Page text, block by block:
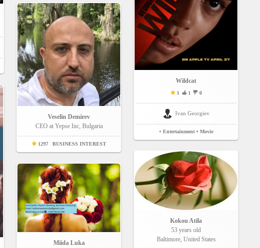
Veselin Demirev
CEO at Yepse Inc, Bulgaria
1297 BUSINESS INTEREST
Miida Luka
Wildcat
1 1 0
Ivan Georgiev
• Entertainment • Movie
Kokou Atila
53 years old
Baltimore, United States